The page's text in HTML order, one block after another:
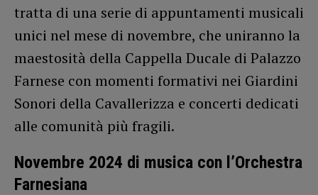
tratta di una serie di appuntamenti musicali
unici nel mese di novembre, che uniranno la
maestosità della Cappella Ducale di Palazzo
Farnese con momenti formativi nei Giardini
Sonori della Cavallerizza e concerti dedicati
alle comunità più fragili.
Novembre 2024 di musica con l’Orchestra
Farnesiana